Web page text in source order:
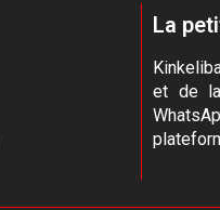
La
et de